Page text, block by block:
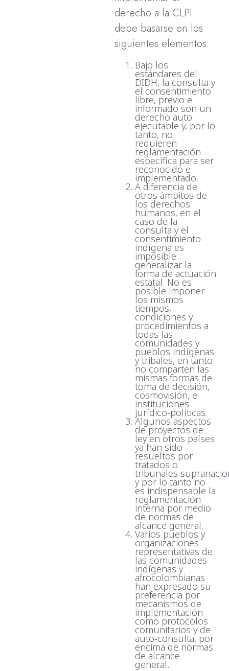
derecho a la CLPI
debe basarse en los
siguientes elementos:
Bajo los
estándares del
DIDH, la consulta y
el consentimiento
libre, previo e
informado son un
derecho auto
ejecutable y, por lo
tanto, no
requieren
reglamentación
específica para ser
reconocido e
implementado.
A diferencia de
otros ámbitos de
los derechos
humanos, en el
caso de la
consulta y el
consentimiento
indígena es
imposible
generalizar la
forma de actuación
estatal. No es
posible imponer
los mismos
tiempos,
condiciones y
procedimientos a
todas las
comunidades y
pueblos indígenas
y tribales, en tanto
no comparten las
mismas formas de
toma de decisión,
cosmovisión, e
instituciones
jurídico-políticas.
Algunos aspectos
de proyectos de
ley en otros países
ya han sido
resueltos por
tratados o
tribunales
y por lo tanto no
es indispensable la
reglamentación
interna por medio
de normas de
alcance general.
Varios pueblos y
organizaciones
representativas de
las comunidades
indígenas y
afrocolombianas
han expresado su
preferencia por
mecanismos de
implementación
como protocolos
comunitarios y de
auto-consulta, por
encima de normas
de alcance
general.